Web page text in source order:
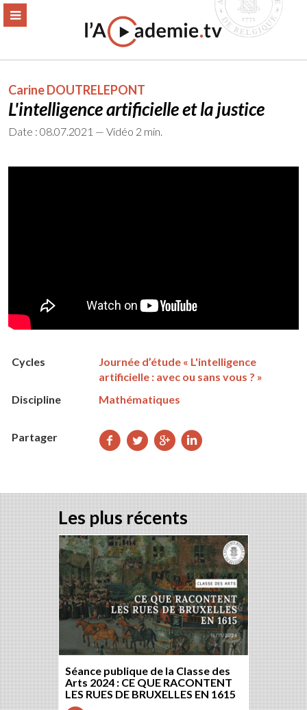
Aller
MENU
Carine DOUTRELEPONT
L'intelligence artificielle et la justice
Date : 08.07.2021 — Vidéo 2 min.
Cycles
Journée d’étude « L'intelligence
artificielle : avec ou sans vous ? »
Discipline
Mathématiques
Partager
Partager
Partager
Partager
Les plus récents
Séance publique de la Classe des
Arts 2024 : CE QUE RACONTENT
LES RUES DE BRUXELLES EN 1615